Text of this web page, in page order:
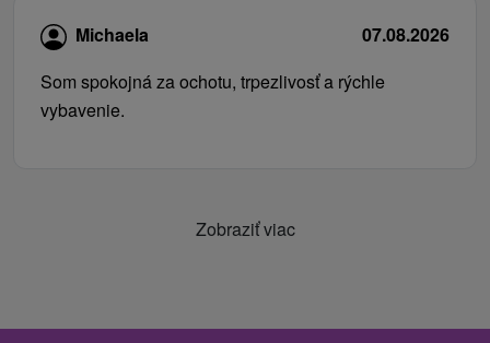
Michaela
07.08.2026
Som spokojná za ochotu, trpezlivosť a rýchle
vybavenie.
Zobraziť viac